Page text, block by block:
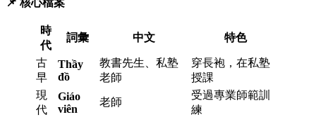
時
代
詞彙 中文 特色
古
早
Thầy
đồ
教書先生、私塾
老師
穿長袍，在私塾
授課
現
代
Giáo
viên
老師
受過專業師範訓
練